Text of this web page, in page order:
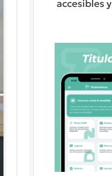
accesibles